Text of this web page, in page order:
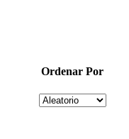
Ordenar Por